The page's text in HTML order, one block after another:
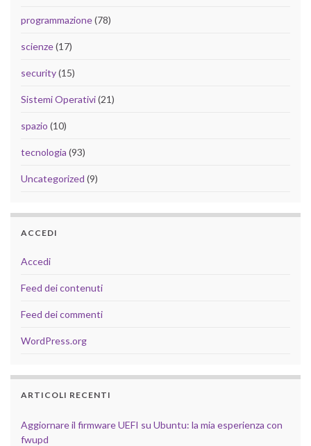
programmazione(78)
scienze(17)
security(15)
Sistemi Operativi(21)
spazio (10)
tecnologia (93)
Uncategorized (9)
ACCEDI
Accedi
Feed dei contenuti
Feed dei commenti
WordPress.org
ARTICOLI RECENTI
Aggiornare il firmware UEFI su Ubuntu: la mia esperienza con
fwupd